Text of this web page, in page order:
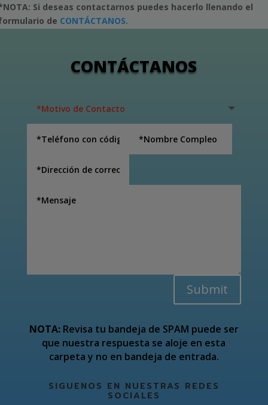
Si deseas contactarnos puedes hacerlo llenando el
de CONTÁCTANOS.
CONTÁCTANOS
Submit
NOTA:Revisa tu bandeja de SPAM puede ser
que nuestra respuesta se aloje en esta
carpeta y no en bandeja de entrada.
SIGUENOS EN NUESTRAS REDES
SOCIALES